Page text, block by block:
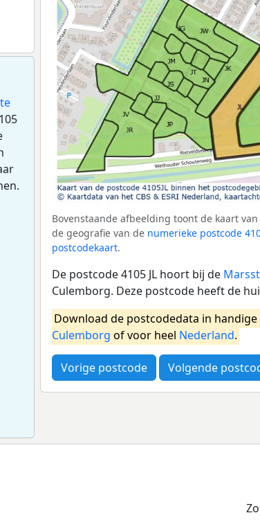
Bovenstaande afbeelding toont de kaart
de geografie van de numerieke postcode
postcodekaart.
De postcode 4105 JL hoort bij de
Culemborg. Deze postcode heeft de
Download de postcodedata in
Culemborg of voor heel Nederland.
Vorige postcode Volgende